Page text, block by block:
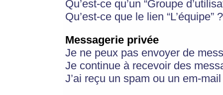
Qu’est-ce qu’un “Groupe
Qu’est-ce que le lien “L’équipe” ?
Messagerie privée
Je ne peux pas envoyer de
Je continue à recevoir des
J’ai reçu un spam ou un em-